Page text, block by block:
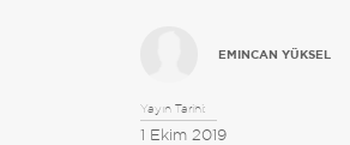
EMINCAN YÜKSEL
Yayın Tarihi:
1 Ekim 2019